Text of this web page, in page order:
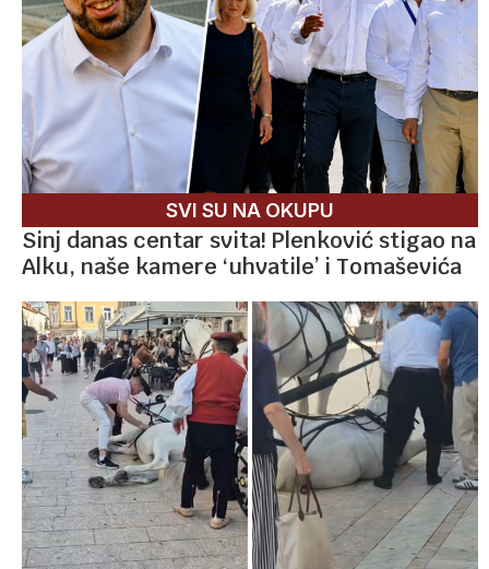
SVI SU NA OKUPU
Sinj danas centar svita! Plenković stigao na
Alku, naše kamere ‘uhvatile’ i Tomaševića